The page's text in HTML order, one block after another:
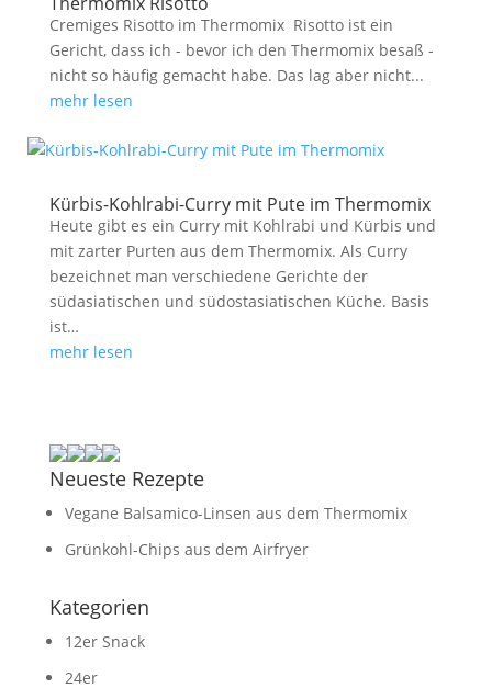
Cremiges Risotto im Thermomix Risotto ist ein
Gericht, dass ich - bevor ich den Thermomix besaß -
nicht so häufig gemacht habe. Das lag aber nicht...
mehr lesen
Kürbis-Kohlrabi-Curry mit Pute im Thermomix
Heute gibt es ein Curry mit Kohlrabi und Kürbis und
mit zarter Purten aus dem Thermomix. Als Curry
bezeichnet man verschiedene Gerichte der
südasiatischen und südostasiatischen Küche. Basis
ist…
mehr lesen
Neueste Rezepte
Vegane Balsamico-Linsen aus dem Thermomix
Grünkohl-Chips aus dem Airfryer
Kategorien
12er Snack
24er